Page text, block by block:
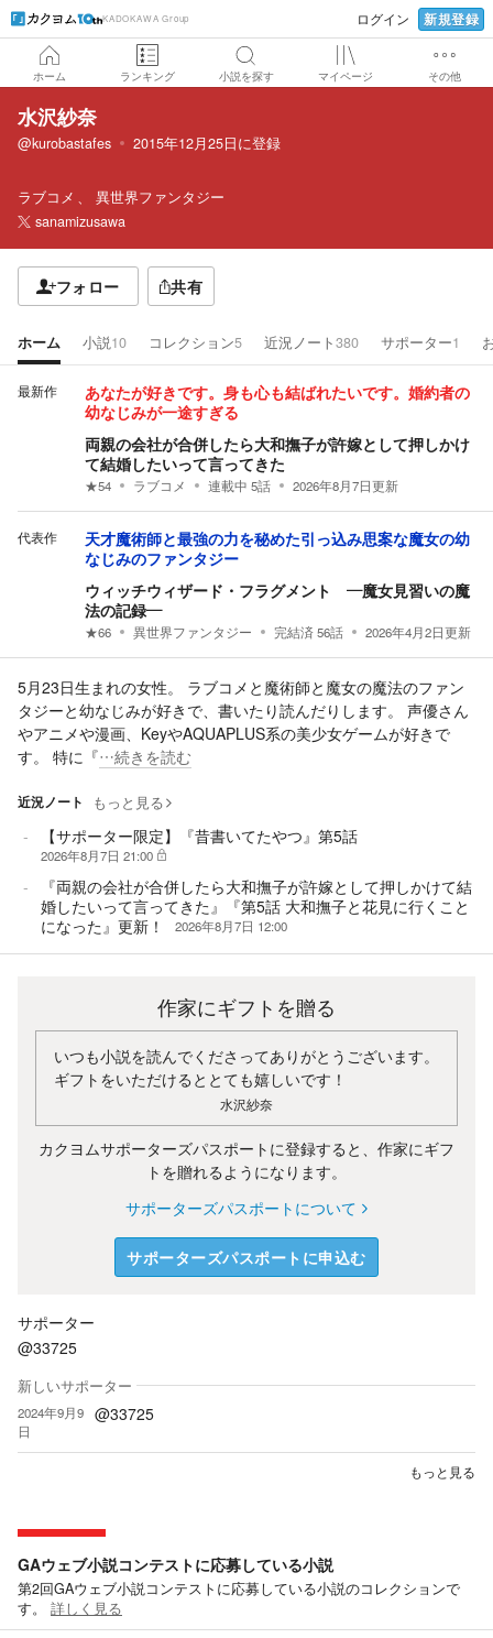
KADOKAWA Group ログイン 新規登録
ホーム ランキング 小説を探す マイページ その他
水沢紗奈
@kurobastafes 2015年12月25日に登録
ラブコメ
異世界ファンタジー
sanamizusawa
フォロー 共有
ホーム 小説10 コレクション5 近況ノート380 サポーター1
最新作
あなたが好きです。身も心も結ばれたいです。婚約者の
幼なじみが一途すぎる
両親の会社が合併したら大和撫子が許嫁として押しかけ
て結婚したいって言ってきた
★54 ラブコメ 連載中 5話 2026年8月7日更新
代表作
天才魔術師と最強の力を秘めた引っ込み思案な魔女の幼
なじみのファンタジー
ウィッチウィザード・フラグメント ―魔女見習いの魔
法の記録―
★66 異世界ファンタジー 完結済56話 2026年4月2日更新
5月23日生まれの女性。 ラブコメと魔術師と魔女の魔法のファン
タジーと幼なじみが好きで、書いたり読んだりします。 声優さん
やアニメや漫画、KeyやAQUAPLUS系の美少女ゲームが好きで
す。 特に『…続きを読む
近況ノート もっと見る
【サポーター限定】『昔書いてたやつ』第5話
2026年8月7日 21:00
『両親の会社が合併したら大和撫子が許嫁として押しかけて結
婚したいって言ってきた』『第5話 大和撫子と花見に行くこと
になった』更新！
2026年8月7日 12:00
作家にギフトを贈る
いつも小説を読んでくださってありがとうございます。
ギフトをいただけるととても嬉しいです！
水沢紗奈
カクヨムサポーターズパスポートに登録すると、作家にギフ
トを贈れるようになります。
サポーターズパスポートについて
サポーターズパスポートに申込む
サポーター
@33725
新しいサポーター
2024年9月9
日
@33725
もっと見る
GAウェブ小説コンテストに応募している小説
第2回GAウェブ小説コンテストに応募している小説のコレクションで
す。
詳しく見る